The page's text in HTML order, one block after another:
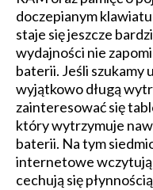
doczepianym
staje się jeszcze
wydajności nie
baterii. Jeśli szukamy
wyjątkowo długą
zainteresować się
który wytrzymuje
baterii. Na tym
internetowe wczytują
cechują się